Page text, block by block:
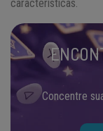
características.
Concentre